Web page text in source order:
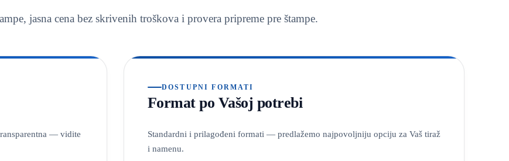
jasna cena bez skrivenih troškova i provera pripreme pre štampe.
— vidite
DOSTUPNI FORMATI
Format po Vašoj potrebi
Standardni i prilagođeni formati — predlažemo najpovoljniju opciju za Vaš tiraž
i namenu.